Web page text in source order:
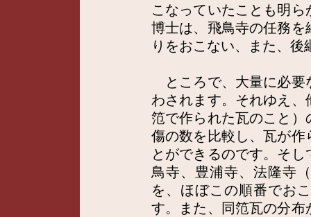
こなっていたことも明
博士は、飛鳥寺の任務
りをおこない、また、
ところで、大量に必要
わされます。それゆえ
笵で作られた瓦のこと
傷の数を比較し、瓦が
とができるのです。そ
鳥寺、豊浦寺、法隆寺
を、ほぼこの順番でお
す。また、同笵瓦の分